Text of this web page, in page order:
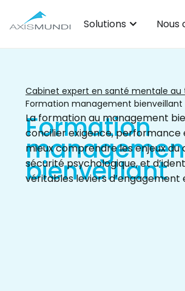
Solutions Nous
Cabinet expert en santé mentale au
Formation management bienveillant
Formation
bienveillant
La formation au management
concilier exigence,
mieux comprendre les enjeux
sécurité psychologique, et
véritables leviers